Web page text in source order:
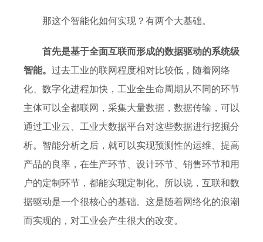
那这个智能化如何实现？有两个大基础。
首先是基于全面互联而形成的数据驱动的系统级
智能。 过去工业的联网程度相对比较低，随着网络
化、数字化进程加快，工业全生命周期从不同的环节
主体可以全都联网，采集大量数据，数据传输，可以
通过工业云、工业大数据平台对这些数据进行挖掘分
析。智能分析之后，就可以实现预测性的运维、提高
产品的良率，在生产环节、设计环节、销售环节和用
户的定制环节，都能实现定制化。所以说，互联和数
据驱动是一个很核心的基础。这是随着网络化的浪潮
而实现的，对工业会产生很大的改变。